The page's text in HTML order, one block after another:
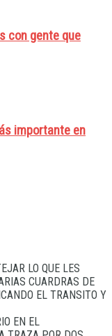
con gente que
importante en
LO QUE LES
CUARDRAS DE
EL TRANSITO Y
EN EL